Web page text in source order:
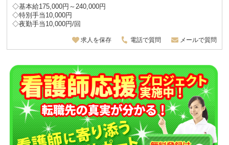
◇基本給175,000円～240,000円
◇特別手当10,000円
◇夜勤手当10,000円/回
求人を保存 電話で質問 メールで質問